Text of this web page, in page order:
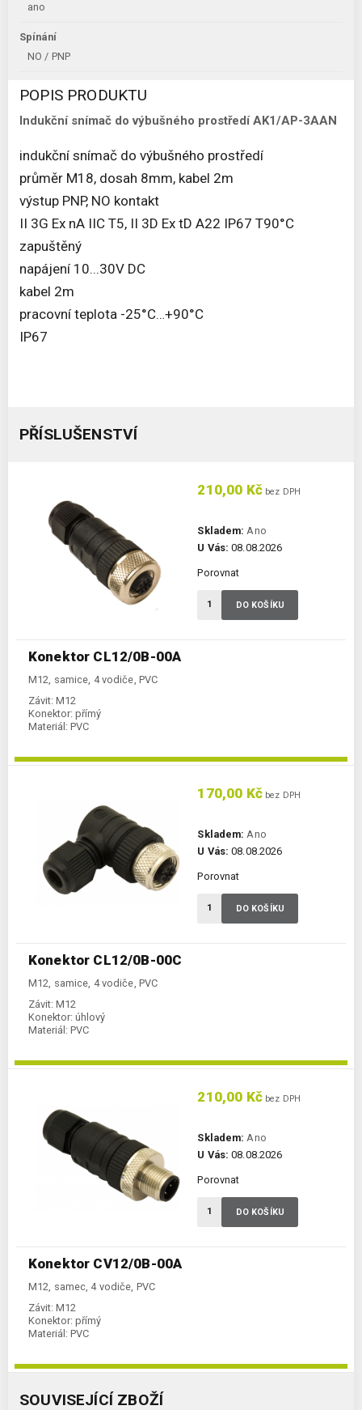
ano
Spínání
NO / PNP
POPIS PRODUKTU
Indukční snímač do výbušného prostředí AK1/AP-3AAN
indukční snímač do výbušného prostředí
průměr M18, dosah 8mm, kabel 2m
výstup PNP, NO kontakt
II 3G Ex nA IIC T5, II 3D Ex tD A22 IP67 T90°C
zapuštěný
napájení 10...30V DC
kabel 2m
pracovní teplota -25°C…+90°C
IP67
PŘÍSLUŠENSTVÍ
Konektor CL12/0B-00A
M12, samice, 4 vodiče, PVC
Závit: M12
Konektor: přímý
Materiál: PVC
210,00 Kč bez DPH
Skladem: Ano
U Vás: 08.08.2026
Porovnat
DO KOŠÍKU
Konektor CL12/0B-00C
M12, samice, 4 vodiče, PVC
Závit: M12
Konektor: úhlový
Materiál: PVC
170,00 Kč bez DPH
Skladem: Ano
U Vás: 08.08.2026
Porovnat
DO KOŠÍKU
Konektor CV12/0B-00A
M12, samec, 4 vodiče, PVC
Závit: M12
Konektor: přímý
Materiál: PVC
210,00 Kč bez DPH
Skladem: Ano
U Vás: 08.08.2026
Porovnat
DO KOŠÍKU
SOUVISEJÍCÍ ZBOŽÍ